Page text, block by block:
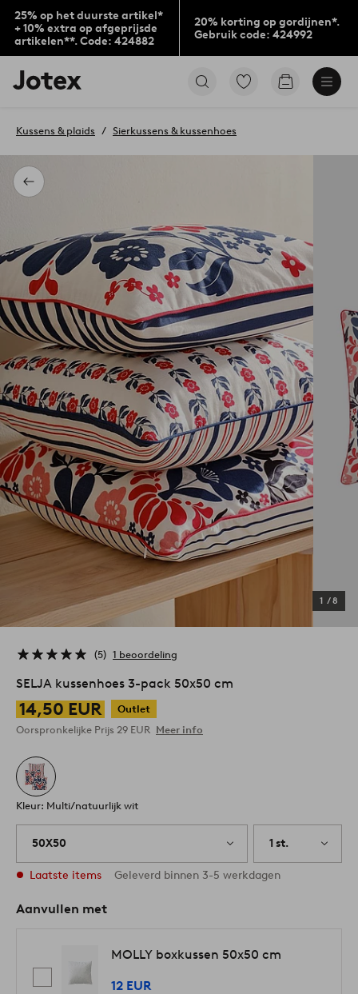
25% op het duurste artikel*
+ 10% extra op afgeprijsde
artikelen**. Code: 424882
20% korting op gordijnen*.
Gebruik code: 424992
Jotex
logo
to
home
page
Ga
Go
Terug
Kussens & plaids Sierkussens & kussenhoes
1 /8
5 1 beoordeling
SELJA kussenhoes 3-pack 50x50 cm
14,50 EUR
Outlet
Oorspronkelijke Prijs 29 EUR Meer info
Kleur: Multi/natuurlijk wit
50X50 1 st.
Laatste items Geleverd binnen 3-5 werkdagen
Aanvullen met
MOLLY boxkussen 50x50 cm
12 EUR